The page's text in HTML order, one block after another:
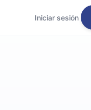
Iniciar sesión